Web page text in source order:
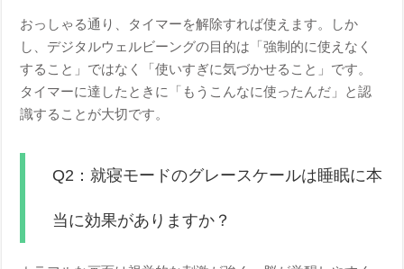
おっしゃる通り、タイマーを解除すれば使えます。しか
し、デジタルウェルビーングの目的は「強制的に使えなく
すること」ではなく「使いすぎに気づかせること」です。
タイマーに達したときに「もうこんなに使ったんだ」と認
識することが大切です。
Q2：就寝モードのグレースケールは睡眠に本
当に効果がありますか？